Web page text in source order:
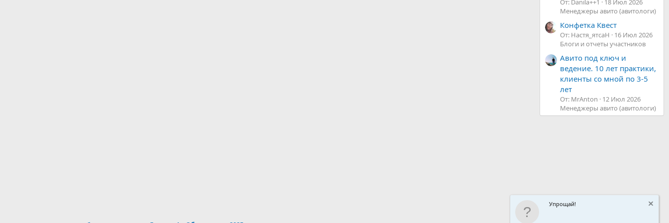
Менеджеры авито (авитологи)
Конфетка Квест
От: Настя_ятсаН
16 Июл 2026
Блоги и отчеты участников
Авито под ключ и
ведение. 10 лет практики,
клиенты со мной по 3-5
лет
От: MrAnton
12 Июл 2026
Менеджеры авито (авитологи)
Упрощай!